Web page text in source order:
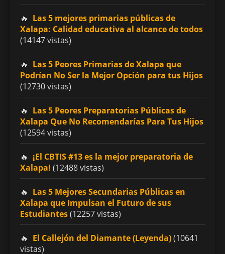
Las 5 mejores primarias públicas de
Xalapa: Calidad educativa al alcance de todos
(14147 vistas)
Las 5 Peores Primarias de Xalapa que
Podrían No Ser la Mejor Opción para tus Hijos
(12730 vistas)
Las 5 Peores Preparatorias Públicas de
Xalapa Que No Recomendarías Para Tus Hijos
(12594 vistas)
¡El CBTIS #13 es la mejor preparatoria de
Xalapa! (12488 vistas)
Las 5 Mejores Secundarias Públicas en
Xalapa que Impulsan el Futuro de sus
Estudiantes(12257 vistas)
El Callejón del Diamante (Leyenda)(10641
vistas)